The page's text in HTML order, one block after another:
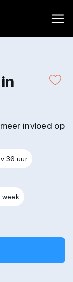
invloed op
36 uur
week